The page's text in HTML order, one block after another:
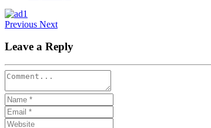
Previous Next
Leave a Reply